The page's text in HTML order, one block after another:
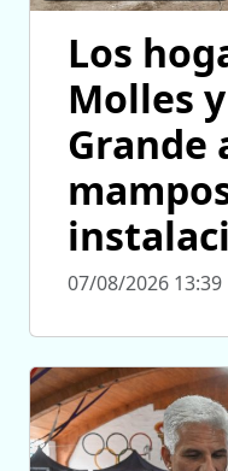
Los
Molles
Grande
07/08/2026 13:39